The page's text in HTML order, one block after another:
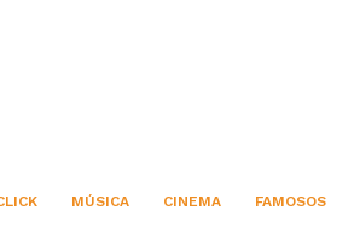
MÚSICA CINEMA FAMOSOS